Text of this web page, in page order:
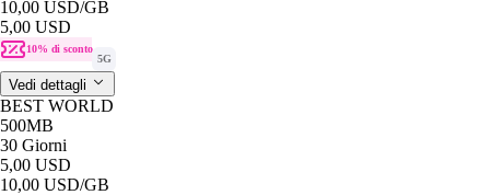
10,00 USD/GB
5,00 USD
10% di sconto
5G
Vedi dettagli
BEST WORLD
500MB
30 Giorni
5,00 USD
10,00 USD/GB